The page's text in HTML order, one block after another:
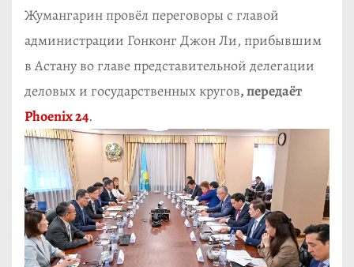
Жумангарин провёл переговоры с главой
администрации Гонконг Джон Ли, прибывшим
в Астану во главе представительной делегации
деловых и государственных кругов, передаёт
Phoenix 24.